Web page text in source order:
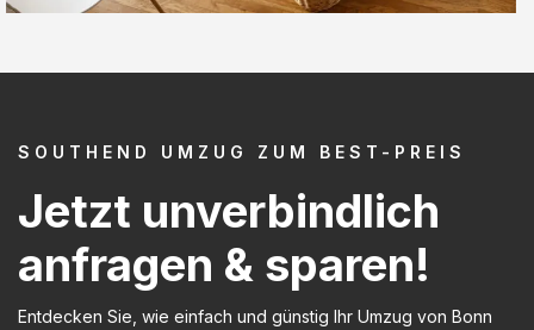
SOUTHEND UMZUG ZUM BEST-PREIS
Jetzt unverbindlich
anfragen & sparen!
Entdecken Sie, wie einfach und günstig Ihr Umzug von Bonn